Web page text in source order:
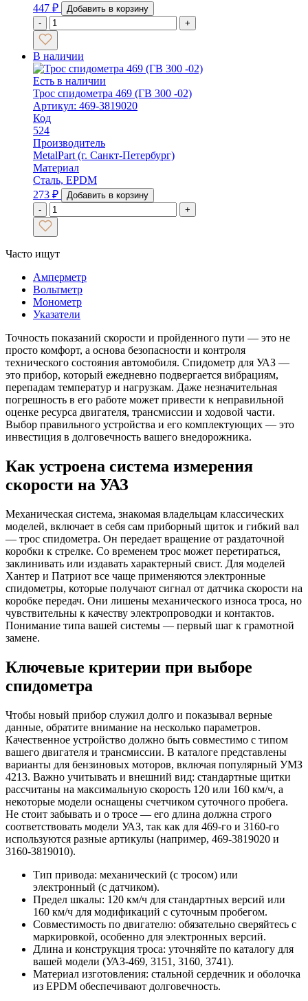
447 ₽
Добавить в корзину
-
+
В наличии
Есть в наличии
Трос спидометра 469 (ГВ 300 -02)
Артикул: 469-3819020
Код
524
Производитель
MetalPart (г. Санкт-Петербург)
Материал
Сталь, EPDM
273 ₽
Добавить в корзину
-
+
Часто ищут
Амперметр
Вольтметр
Монометр
Указатели
Точность показаний скорости и пройденного пути — это не
просто комфорт, а основа безопасности и контроля
технического состояния автомобиля. Спидометр для УАЗ —
это прибор, который ежедневно подвергается вибрациям,
перепадам температур и нагрузкам. Даже незначительная
погрешность в его работе может привести к неправильной
оценке ресурса двигателя, трансмиссии и ходовой части.
Выбор правильного устройства и его комплектующих — это
инвестиция в долговечность вашего внедорожника.
Как устроена система измерения
скорости на УАЗ
Механическая система, знакомая владельцам классических
моделей, включает в себя сам приборный щиток и гибкий вал
— трос спидометра. Он передает вращение от раздаточной
коробки к стрелке. Со временем трос может перетираться,
заклинивать или издавать характерный свист. Для моделей
Хантер и Патриот все чаще применяются электронные
спидометры, которые получают сигнал от датчика скорости на
коробке передач. Они лишены механического износа троса, но
чувствительны к качеству электропроводки и контактов.
Понимание типа вашей системы — первый шаг к грамотной
замене.
Ключевые критерии при выборе
спидометра
Чтобы новый прибор служил долго и показывал верные
данные, обратите внимание на несколько параметров.
Качественное устройство должно быть совместимо с типом
вашего двигателя и трансмиссии. В каталоге представлены
варианты для бензиновых моторов, включая популярный УМЗ
4213. Важно учитывать и внешний вид: стандартные щитки
рассчитаны на максимальную скорость 120 или 160 км/ч, а
некоторые модели оснащены счетчиком суточного пробега.
Не стоит забывать и о тросе — его длина должна строго
соответствовать модели УАЗ, так как для 469-го и 3160-го
используются разные артикулы (например, 469-3819020 и
3160-3819010).
Тип привода: механический (с тросом) или
электронный (с датчиком).
Предел шкалы: 120 км/ч для стандартных версий или
160 км/ч для модификаций с суточным пробегом.
Совместимость по двигателю: обязательно сверяйтесь с
маркировкой, особенно для электронных версий.
Длина и конструкция троса: уточняйте по каталогу для
вашей модели (УАЗ-469, 3151, 3160, 3741).
Материал изготовления: стальной сердечник и оболочка
из EPDM обеспечивают долговечность.